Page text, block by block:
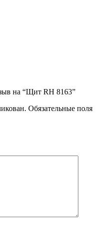
на “Щит RH 8163”
Обязательные поля